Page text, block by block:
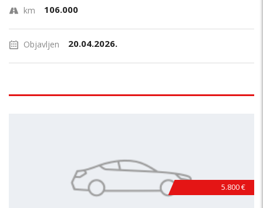
km 106.000
Objavljen 20.04.2026.
5.800 €